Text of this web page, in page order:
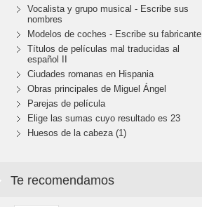
Vocalista y grupo musical - Escribe sus
nombres
Modelos de coches - Escribe su fabricante
Títulos de películas mal traducidas al
español II
Ciudades romanas en Hispania
Obras principales de Miguel Ángel
Parejas de película
Elige las sumas cuyo resultado es 23
Huesos de la cabeza (1)
Te recomendamos